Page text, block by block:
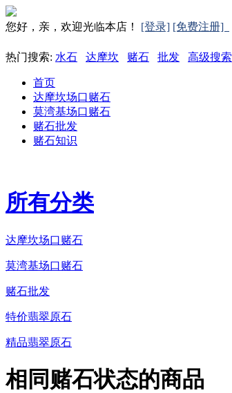
您好，亲，欢迎光临本店！ [登录] [免费注册]
热门搜索: 水石 达摩坎 赌石 批发 高级搜索
首页
达摩坎场口赌石
莫湾基场口赌石
赌石批发
赌石知识
所有分类
达摩坎场口赌石
莫湾基场口赌石
赌石批发
特价翡翠原石
精品翡翠原石
相同赌石状态的商品